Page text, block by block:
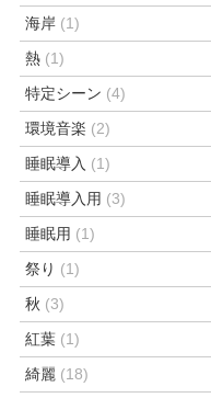
海岸 (1)
熱 (1)
特定シーン (4)
環境音楽 (2)
睡眠導入 (1)
睡眠導入用 (3)
睡眠用 (1)
祭り (1)
秋 (3)
紅葉 (1)
綺麗 (18)